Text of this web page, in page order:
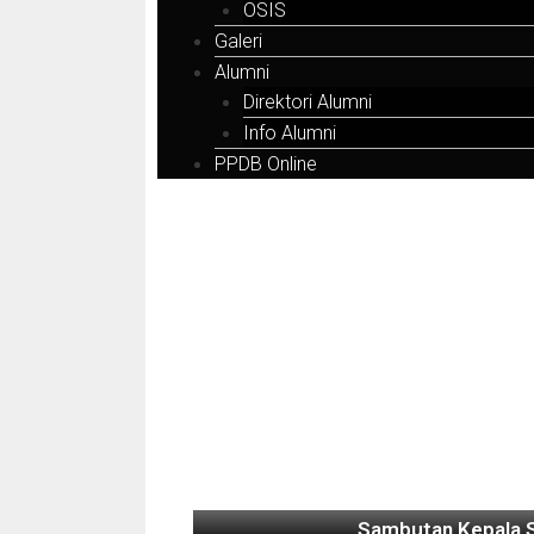
OSIS
Galeri
Alumni
Direktori Alumni
Info Alumni
PPDB Online
Sambutan Kepala